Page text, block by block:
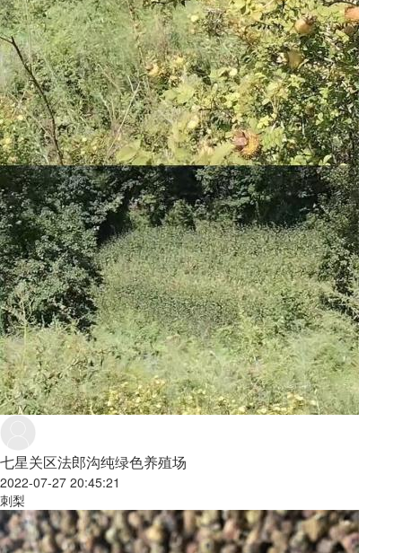
七星关区法郎沟纯绿色养殖场
2022-07-27 20:45:21
刺梨